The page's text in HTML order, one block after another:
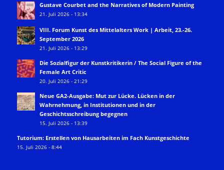
Gustave Courbet and the Narratives of Modern Painting
21. Juli 2026 - 13:34
VIII. Forum Kunst des Mittelalters Work | Arbeit, 23.-26.
September 2026
21. Juli 2026 - 13:29
Die Sozialfigur der Kunstkritikerin / The Social Figure of the
Female Art Critic
20. Juli 2026 - 21:29
Neue GA2-Ausgabe: Mut zur Lücke. Lücken in der
Wahrnehmung, in Institutionen und in der
Geschichtsschreibung begegnen
15. Juli 2026 - 13:39
Tutorium: Erstellen von Hausarbeiten im Fach Kunstgeschichte
15. Juli 2026 - 8:44